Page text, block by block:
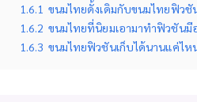
1.6.1 ขนมไทยดั้งเดิมกับขนมไทยฟิวชั
1.6.2 ขนมไทยที่นิยมเอามาทำฟิวชันมี
1.6.3 ขนมไทยฟิวชันเก็บได้นานแค่ไห